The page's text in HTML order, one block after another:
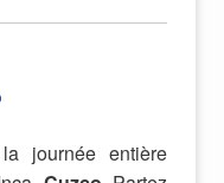
journée entière